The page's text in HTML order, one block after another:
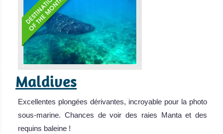
Maldives
Excellentes plongées dérivantes, incroyable pour la photo
sous-marine. Chances de voir des raies Manta et des
requins baleine !